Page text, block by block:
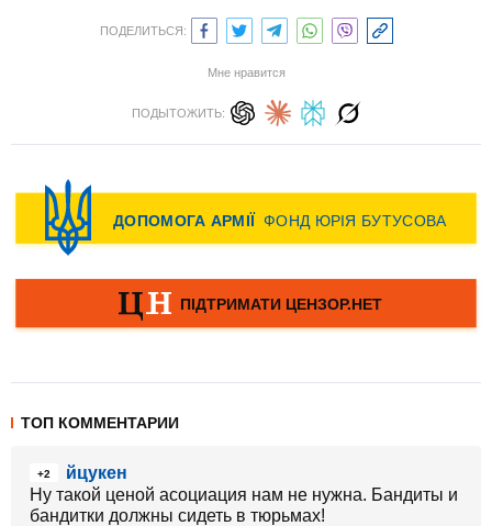
ПОДЕЛИТЬСЯ:
Мне нравится
ПОДЫТОЖИТЬ:
ТОП КОММЕНТАРИИ
+2
йцукен
Ну такой ценой асоциация нам не нужна. Бандиты и
бандитки должны сидеть в тюрьмах!